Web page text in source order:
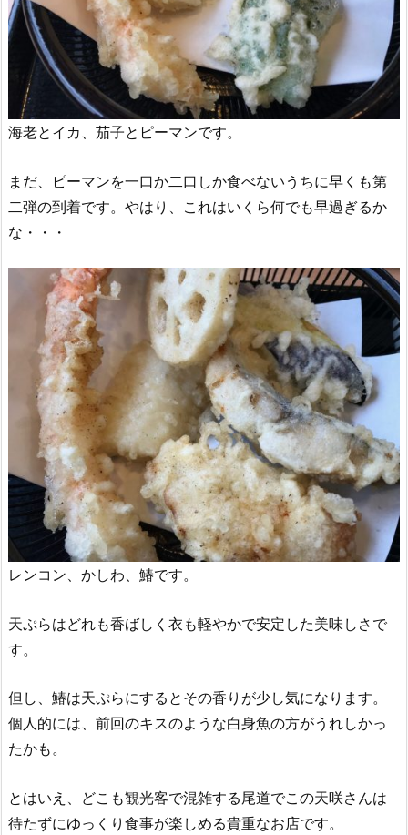
海老とイカ、茄子とピーマンです。
まだ、ピーマンを一口か二口しか食べないうちに早くも第
二弾の到着です。やはり、これはいくら何でも早過ぎるか
な・・・
レンコン、かしわ、鰆です。
天ぷらはどれも香ばしく衣も軽やかで安定した美味しさで
す。
但し、鰆は天ぷらにするとその香りが少し気になります。
個人的には、前回のキスのような白身魚の方がうれしかっ
たかも。
とはいえ、どこも観光客で混雑する尾道でこの天咲さんは
待たずにゆっくり食事が楽しめる貴重なお店です。